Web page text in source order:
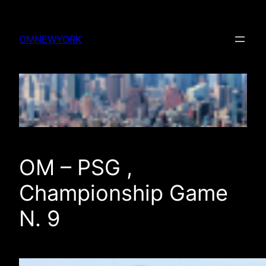
content
OMNEWYORK
OM – PSG ,
Championship Game
N. 9